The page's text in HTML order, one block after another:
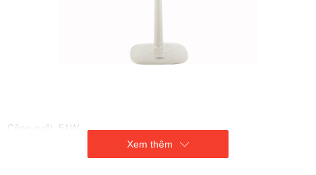
Công suất: 51W
Xem thêm